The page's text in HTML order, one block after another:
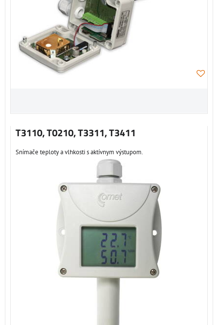
T3110, T0210, T3311, T3411
Snímače teploty a vlhkosti s aktívnym výstupom.